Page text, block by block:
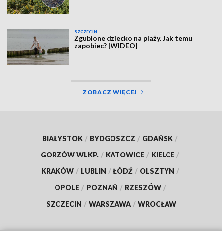
SZCZECIN
Zgubione dziecko na plaży. Jak temu
zapobiec? [WIDEO]
ZOBACZ WIĘCEJ
BIAŁYSTOK / BYDGOSZCZ / GDAŃSK /
GORZÓW WLKP. / KATOWICE / KIELCE /
KRAKÓW / LUBLIN / ŁÓDŹ / OLSZTYN /
OPOLE / POZNAŃ / RZESZÓW /
SZCZECIN / WARSZAWA / WROCŁAW